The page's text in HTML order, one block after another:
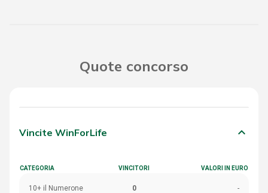
Quote concorso
Vincite WinForLife keyboard_arrow_down
CATEGORIA VINCITORI VALORI IN EURO
10+ il Numerone 0 -